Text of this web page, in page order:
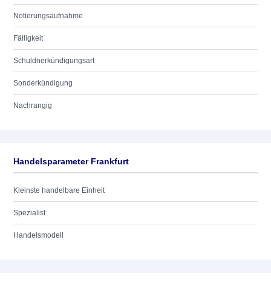
Notierungsaufnahme
Fälligkeit
Schuldnerkündigungsart
Sonderkündigung
Nachrangig
Handelsparameter Frankfurt
Kleinste handelbare Einheit
Spezialist
Handelsmodell